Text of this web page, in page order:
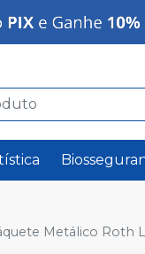
Metálico Roth